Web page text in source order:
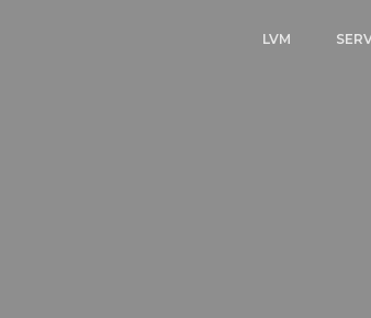
LVM